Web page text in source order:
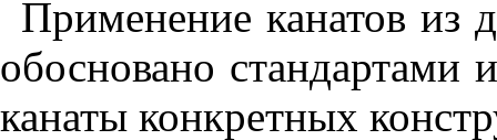
Применение канатов из
обосновано стандартами
канаты конкретных